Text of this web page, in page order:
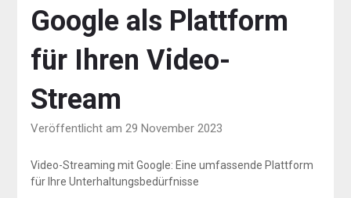
Google als Plattform
für Ihren Video-
Stream
Veröffentlicht am 29 November 2023
Video-Streaming mit Google: Eine umfassende Plattform
für Ihre Unterhaltungsbedürfnisse